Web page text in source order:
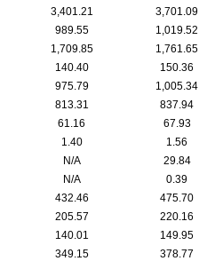
3,401.21 3,701.09
989.55 1,019.52
1,709.85 1,761.65
140.40 150.36
975.79 1,005.34
813.31 837.94
61.16 67.93
1.40 1.56
N/A 29.84
N/A 0.39
432.46 475.70
205.57 220.16
140.01 149.95
349.15 378.77